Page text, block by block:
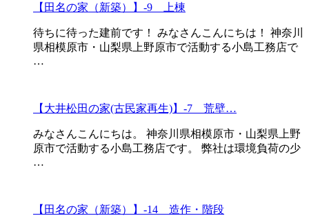
【田名の家（新築）】-9 上棟
待ちに待った建前です！ みなさんこんにちは！ 神奈川
県相模原市・山梨県上野原市で活動する小島工務店で
…
【大井松田の家(古民家再生)】-7 荒壁…
みなさんこんにちは。 神奈川県相模原市・山梨県上野
原市で活動する小島工務店です。 弊社は環境負荷の少
…
【田名の家（新築）】-14 造作・階段